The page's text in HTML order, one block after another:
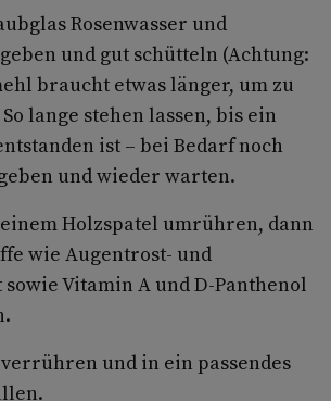
Rosenwasser und
und gut schütteln (Achtung:
braucht etwas länger, um zu
lange stehen lassen, bis ein
ist – bei Bedarf noch
und wieder warten.
Holzspatel umrühren, dann
wie Augentrost- und
Vitamin A und D-Panthenol
und in ein passendes